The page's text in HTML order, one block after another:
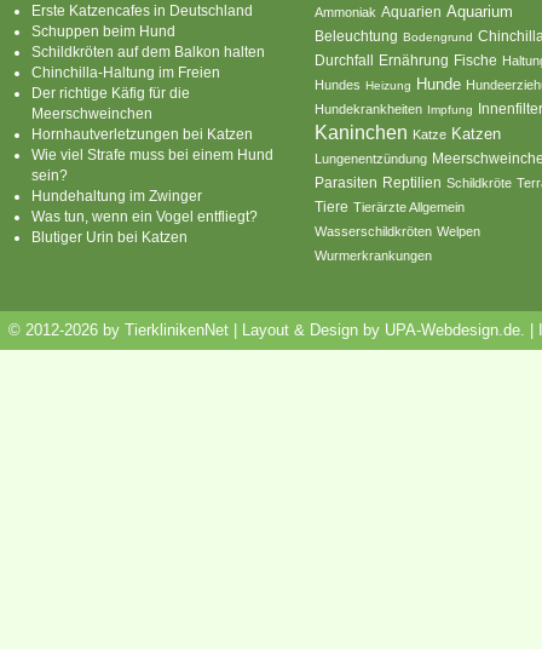
Erste Katzencafes in Deutschland
Schuppen beim Hund
Schildkröten auf dem Balkon halten
Chinchilla-Haltung im Freien
Der richtige Käfig für die
Meerschweinchen
Hornhautverletzungen bei Katzen
Wie viel Strafe muss bei einem Hund
sein?
Hundehaltung im Zwinger
Was tun, wenn ein Vogel entfliegt?
Blutiger Urin bei Katzen
Ammoniak Aquarien Aquarium
Beleuchtung Bodengrund
Durchfall Ernährung Fische
Hundes Heizung Hunde
Hundekrankheiten Impfung
Kaninchen Katze Katzen
Lungenentzündung
Parasiten Reptilien Schildkröte
Tiere Tierärzte Allgemein
Wasserschildkröten Welpen
Wurmerkrankungen
© 2012-2026 by TierklinikenNet | Layout & Design by UPA-Webdesign.de.